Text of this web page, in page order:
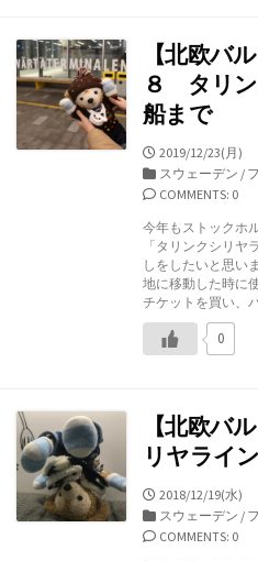
【北欧バ
８ タリ
船まで
公
開
日
2019/12/23(月)
カ
テ
リ
ー
スウェーデン /
COMMENTS: 0
今年もストックホ
「タリンクシリヤ
しをしたいと思い
地に移動した時に
チケットを買い、
0
【北欧バ
リヤライ
公
開
日
2018/12/19(水)
カ
テ
スウェーデン /
COMMENTS: 0